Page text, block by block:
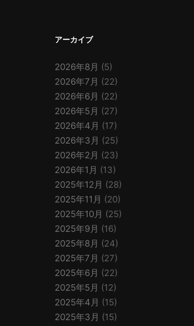
アーカイブ
2026年8月 (5)
2026年7月 (22)
2026年6月 (22)
2026年5月 (27)
2026年4月 (17)
2026年3月 (25)
2026年2月 (23)
2026年1月 (13)
2025年12月 (28)
2025年11月 (20)
2025年10月 (25)
2025年9月 (16)
2025年8月 (24)
2025年7月 (27)
2025年6月 (22)
2025年5月 (12)
2025年4月 (15)
2025年3月 (15)